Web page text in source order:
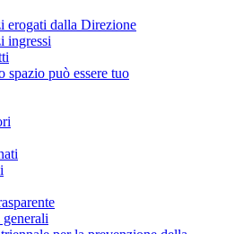
erogati dalla Direzione
ingressi
spazio può essere tuo